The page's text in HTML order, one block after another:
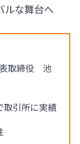
ルな舞台へ
取締役 池
取引所に実績